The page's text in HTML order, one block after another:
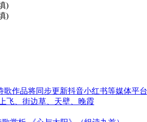
)
)
作品将同步更新抖音小红书等媒体平台
飞、街边草、天壁、晚霞